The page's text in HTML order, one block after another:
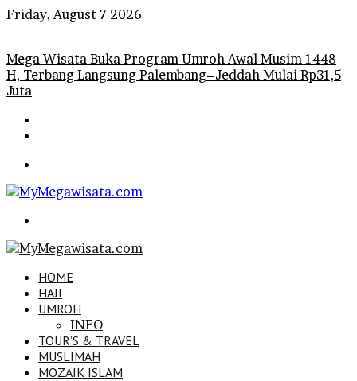
Friday, August 7 2026
Mega Wisata Buka Program Umroh Awal Musim 1448
H, Terbang Langsung Palembang–Jeddah Mulai Rp31,5
Juta
HOME
HAJI
UMROH
INFO
TOUR’S & TRAVEL
MUSLIMAH
MOZAIK ISLAM